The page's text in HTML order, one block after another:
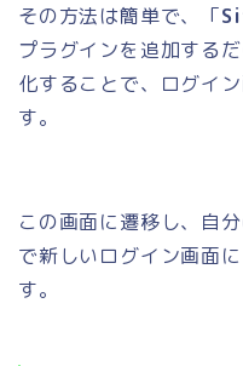
その方法は簡単で、「
プラグインを追加する
化することで、ログイ
す。
この画面に遷移し、自
で新しいログイン画面
す。